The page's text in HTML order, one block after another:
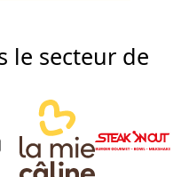
le secteur de